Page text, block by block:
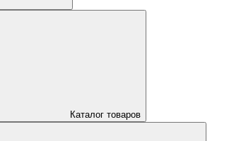
Каталог товаров